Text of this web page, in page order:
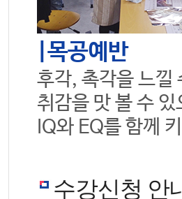
|목공예반
후각, 촉각을 느낄
취감을 맛 볼 수 있
IQ와 EQ를 함께
수강신청 안